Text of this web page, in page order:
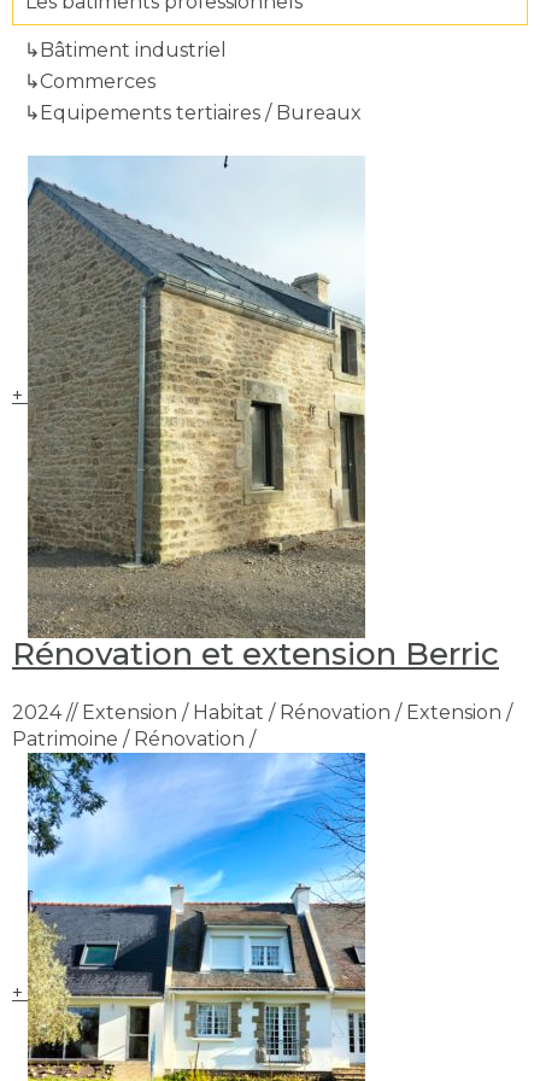
Bâtiment industriel
Commerces
Equipements tertiaires / Bureaux
+
Rénovation et extension Berric
2024 // Extension / Habitat / Rénovation / Extension /
Patrimoine / Rénovation /
+